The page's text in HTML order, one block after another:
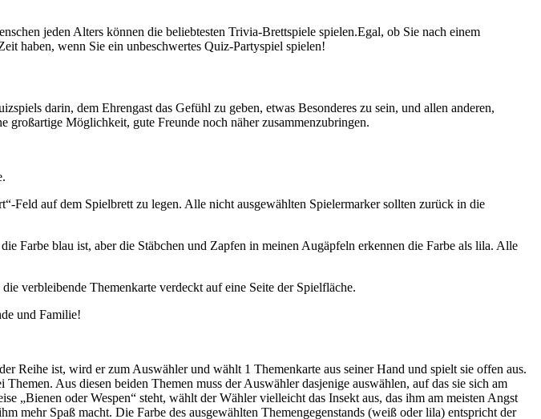
jeden Alters können die beliebtesten Trivia-Brettspiele spielen.Egal, ob Sie nach einem
haben, wenn Sie ein unbeschwertes Quiz-Partyspiel spielen!
darin, dem Ehrengast das Gefühl zu geben, etwas Besonderes zu sein, und allen anderen,
Möglichkeit, gute Freunde noch näher zusammenzubringen.
Feld auf dem Spielbrett zu legen. Alle nicht ausgewählten Spielermarker sollten zurück in die
Farbe blau ist, aber die Stäbchen und Zapfen in meinen Augäpfeln erkennen die Farbe als lila. Alle
verbleibende Themenkarte verdeckt auf eine Seite der Spielfläche.
und Familie!
Reihe ist, wird er zum Auswähler und wählt 1 Themenkarte aus seiner Hand und spielt sie offen aus.
Aus diesen beiden Themen muss der Auswähler dasjenige auswählen, auf das sie sich am
„Bienen oder Wespen“ steht, wählt der Wähler vielleicht das Insekt aus, das ihm am meisten Angst
mehr Spaß macht. Die Farbe des ausgewählten Themengegenstands (weiß oder lila) entspricht der